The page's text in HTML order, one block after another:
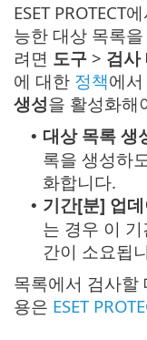
ESET PROTECT
능한 대상 목록
려면 도구 > 검사
에 대한 정책에서
생성을 활성화해
• 대상 목록 생
록을 생성하
화합니다.
• 기간[분] 업
는 경우 이
간이 소요됩
목록에서 검사할
용은 ESET